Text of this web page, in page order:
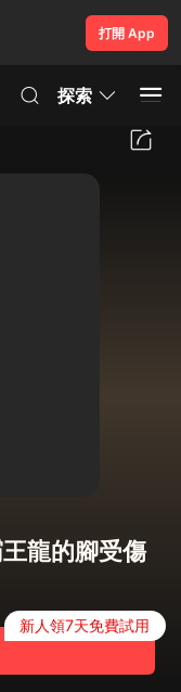
打開 App
探索
龍的腳受傷
新人領7天免費試用